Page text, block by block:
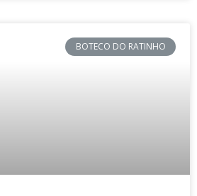
BOTECO DO RATINHO